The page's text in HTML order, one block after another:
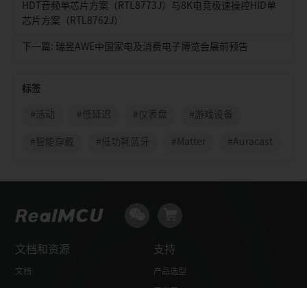
HDT音频单芯片方案（RTL8773J）与8K电竞极速操控HID单
芯片方案（RTL8762J）
下一篇: 瑞昱AWE中国家电及消费电子博览会展前预告
标签
#活动 #低延迟 #仪表盘 #游戏设备
#智能穿戴 #低功耗蓝牙 #Matter #Auracast
文档和资源
文档
支持
产品选型